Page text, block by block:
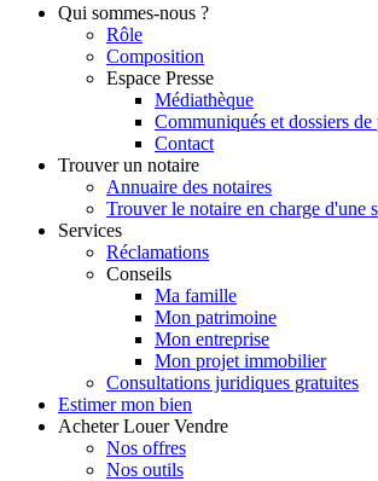
Qui sommes-nous ?
Rôle
Composition
Espace Presse
Médiathèque
Communiqués et dossiers de
Contact
Trouver un notaire
Annuaire des notaires
Trouver le notaire en charge d'une
Services
Réclamations
Conseils
Ma famille
Mon patrimoine
Mon entreprise
Mon projet immobilier
Consultations juridiques gratuites
Estimer mon bien
Acheter Louer Vendre
Nos offres
Nos outils